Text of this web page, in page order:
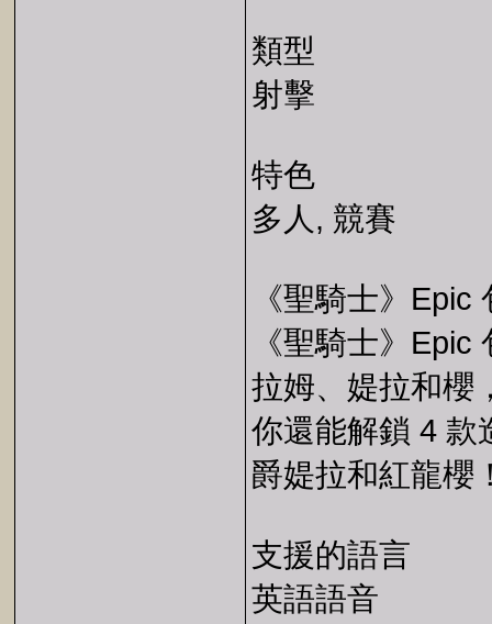
類型
射擊
特色
多人, 競賽
《聖騎士》Epic
《聖騎士》
拉姆、媞拉和櫻
你還能解鎖 4 款
爵媞拉和紅龍櫻
支援的語言
英語語音